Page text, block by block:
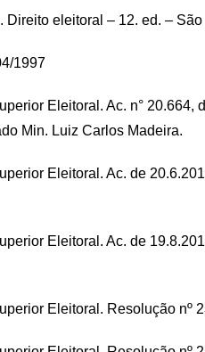
Direito eleitoral – 12. ed. –
1997
Eleitoral. Ac. n° 20.664,
Min. Luiz Carlos Madeira.
Eleitoral. Ac. de
Eleitoral. Ac. de
Eleitoral. Resolução nº